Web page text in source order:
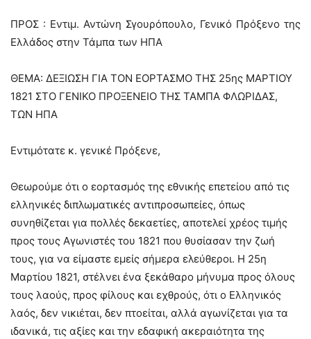
ΠΡΟΣ : Εντιμ. Αντώνη Σγουρόπουλο, Γενικό Πρόξενο της
Ελλάδος στην Τάμπα των ΗΠΑ
ΘΕΜΑ: ΔΕΞΙΩΣΗ ΓΙΑ ΤΟΝ ΕΟΡΤΑΣΜΟ ΤΗΣ 25ης ΜΑΡΤΙΟΥ
1821 ΣΤΟ ΓΕΝΙΚΟ ΠΡΟΞΕΝΕΙΟ ΤΗΣ ΤΑΜΠΑ ΦΛΩΡΙΔΑΣ,
ΤΩΝ ΗΠΑ
Εντιμότατε κ. γενικέ Πρόξενε,
Θεωρούμε ότι ο εορτασμός της εθνικής επετείου από τις
ελληνικές διπλωματικές αντιπροσωπείες, όπως
συνηθίζεται για πολλές δεκαετίες, αποτελεί χρέος τιμής
προς τους Αγωνιστές του 1821 που θυσίασαν την ζωή
τους, για να είμαστε εμείς σήμερα ελεύθεροι. Η 25η
Μαρτίου 1821, στέλνει ένα ξεκάθαρο μήνυμα προς όλους
τους λαούς, προς φίλους και εχθρούς, ότι ο Ελληνικός
λαός, δεν νικιέται, δεν πτοείται, αλλά αγωνίζεται για τα
ιδανικά, τις αξίες και την εδαφική ακεραιότητα της